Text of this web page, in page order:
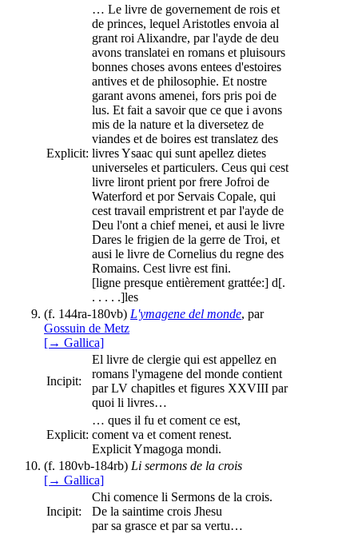
Explicit:
… Le livre de governement de rois et
de princes, lequel Aristotles envoia al
grant roi Alixandre, par l'ayde de deu
avons translatei en romans et pluisours
bonnes choses avons entees d'estoires
antives et de philosophie. Et nostre
garant avons amenei, fors pris poi de
lus. Et fait a savoir que ce que i avons
mis de la nature et la diversetez de
viandes et de boires est translatez des
livres Ysaac qui sunt apellez dietes
universeles et particulers. Ceus qui cest
livre liront prient por frere Jofroi de
Waterford et por Servais Copale, qui
cest travail empristrent et par l'ayde de
Deu l'ont a chief menei, et ausi le livre
Dares le frigien de la gerre de Troi, et
ausi le livre de Cornelius du regne des
Romains. Cest livre est fini.
[ligne presque entièrement grattée:] d[.
. . . . .]les
(f. 144ra-180vb) L'ymagene del monde, par
Gossuin de Metz
[→ Gallica]
Incipit:
El livre de clergie qui est appellez en
romans l'ymagene del monde contient
par LV chapitles et figures XXVIII par
quoi li livres…
Explicit:
… ques il fu et coment ce est,
coment va et coment renest.
Explicit Ymagoga mondi.
(f. 180vb-184rb) Li sermons de la crois
[→ Gallica]
Incipit:
Chi comence li Sermons de la crois.
De la saintime crois Jhesu
par sa grasce et par sa vertu…